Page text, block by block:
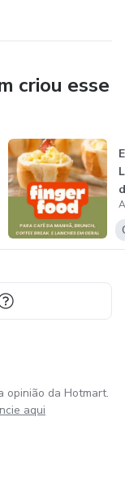
criou esse
opinião da Hotmart.
aqui